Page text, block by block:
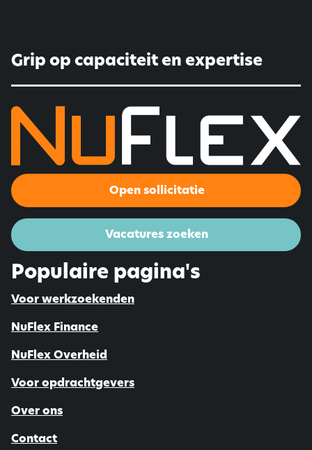
Grip op capaciteit en expertise
Open sollicitatie
Vacatures zoeken
Populaire pagina's
Voor werkzoekenden
NuFlex Finance
NuFlex Overheid
Voor opdrachtgevers
Over ons
Contact